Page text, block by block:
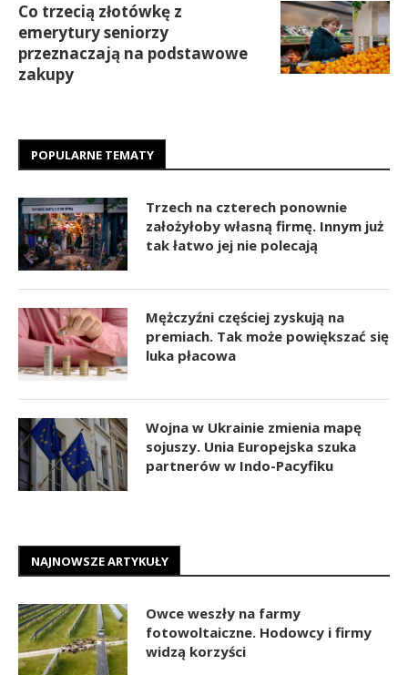
Co trzecią złotówkę z
emerytury seniorzy
przeznaczają na podstawowe
zakupy
POPULARNE TEMATY
Trzech na czterech ponownie
założyłoby własną firmę. Innym już
tak łatwo jej nie polecają
Mężczyźni częściej zyskują na
premiach. Tak może powiększać się
luka płacowa
Wojna w Ukrainie zmienia mapę
sojuszy. Unia Europejska szuka
partnerów w Indo-Pacyfiku
NAJNOWSZE ARTYKUŁY
Owce weszły na farmy
fotowoltaiczne. Hodowcy i firmy
widzą korzyści